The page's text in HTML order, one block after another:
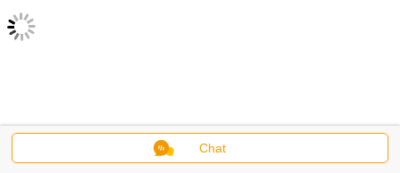
Chat